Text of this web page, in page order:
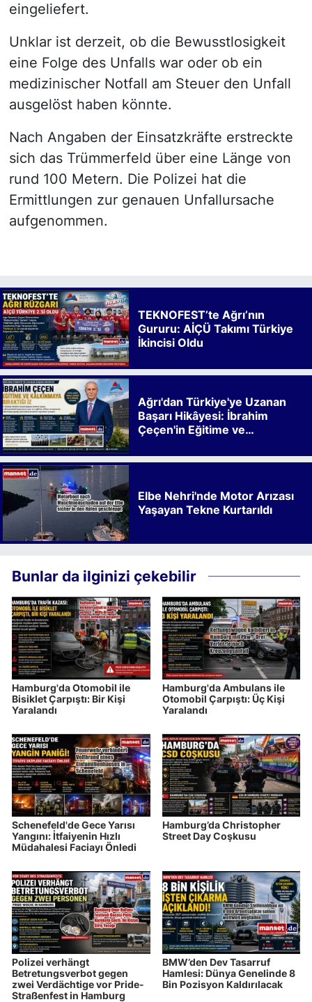
eingeliefert.
Unklar ist derzeit, ob die Bewusstlosigkeit
eine Folge des Unfalls war oder ob ein
medizinischer Notfall am Steuer den Unfall
ausgelöst haben könnte.
Nach Angaben der Einsatzkräfte erstreckte
sich das Trümmerfeld über eine Länge von
rund 100 Metern. Die Polizei hat die
Ermittlungen zur genauen Unfallursache
aufgenommen.
TEKNOFEST’te Ağrı’nın
Gururu: AİÇÜ Takımı Türkiye
İkincisi Oldu
Ağrı'dan Türkiye'ye Uzanan
Başarı Hikâyesi: İbrahim
Çeçen'in Eğitime ve
Elbe Nehri'nde Motor Arızası
Yaşayan Tekne Kurtarıldı
Bunlar da ilginizi çekebilir
Hamburg'da Otomobil ile
Bisiklet Çarpıştı: Bir Kişi
Yaralandı
Hamburg'da Ambulans ile
Otomobil Çarpıştı: Üç Kişi
Yaralandı
Schenefeld'de Gece Yarısı
Yangını: İtfaiyenin Hızlı
Müdahalesi Faciayı Önledi
Hamburg’da Christopher
Street Day Coşkusu
Polizei verhängt
Betretungsverbot gegen
zwei Verdächtige vor Pride-
Straßenfest in Hamburg
BMW’den Dev Tasarruf
Hamlesi: Dünya Genelinde 8
Bin Pozisyon Kaldırılacak